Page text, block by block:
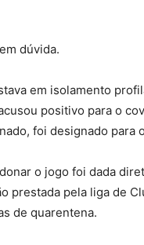
dúvida.
em isolamento
positivo para o
foi designado para
o jogo foi dada
prestada pela liga de
de quarentena.